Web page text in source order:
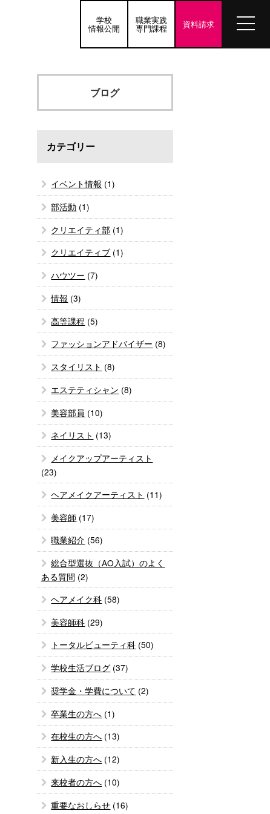
学校
情報公開
職業実践
専門課程 資料請求
ブログ
カテゴリー
イベント情報 (1)
部活動 (1)
クリエイティ部 (1)
クリエイティブ (1)
ハウツー (7)
情報 (3)
高等課程 (5)
ファッションアドバイザー (8)
スタイリスト (8)
エステティシャン (8)
美容部員 (10)
ネイリスト (13)
メイクアップアーティスト
(23)
ヘアメイクアーティスト (11)
美容師 (17)
職業紹介 (56)
総合型選抜（AO入試）のよく
ある質問 (2)
ヘアメイク科 (58)
美容師科 (29)
トータルビューティ科 (50)
学校生活ブログ (37)
奨学金・学費について (2)
卒業生の方へ (1)
在校生の方へ (13)
新入生の方へ (12)
来校者の方へ (10)
重要なおしらせ (16)